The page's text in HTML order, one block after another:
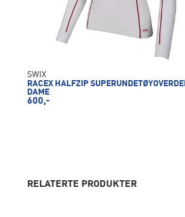
SWIX
RACEX HALFZIP
DAME
600,-
RELATERTE PRODUKTER